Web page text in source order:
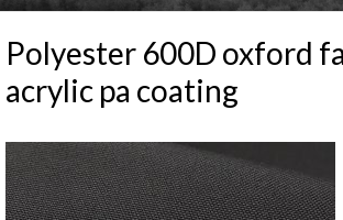
Polyester 600D oxford
acrylic pa coating